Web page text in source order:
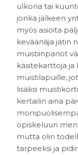
ulkona tai
jonka jälkeen
myös asioita
keväänäja jätin
muistiinpanot
käsitekarttoja ja
muistilapuille,
lisäksi
kertailin aina
opiskeluun
mutta olin
tarpeeksi ja